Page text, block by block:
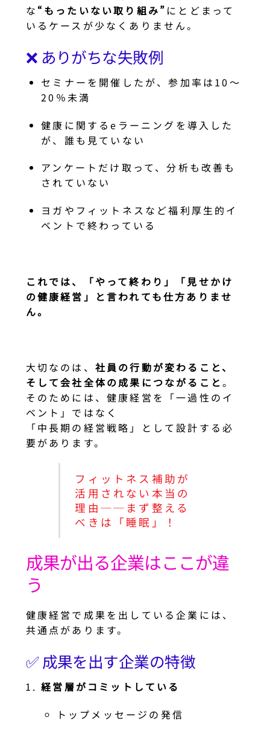
な “もったいない取り組み” にとどまって
いるケースが少なくありません。
❌ ありがちな失敗例
セミナーを開催したが、参加率は10〜
20％未満
健康に関するeラーニングを導入した
が、誰も見ていない
アンケートだけ取って、分析も改善も
されていない
ヨガやフィットネスなど福利厚生的イ
ベントで終わっている
これでは、「やって終わり」「見せかけ
の健康経営」と言われても仕方ありませ
ん。
大切なのは、 社員の行動が変わること、
そして会社全体の成果につながること。
そのためには、健康経営を「一過性のイ
ベント」ではなく
「中長期の経営戦略」として設計する必
要があります。
フィットネス補助が
活用されない本当の
理由──まず整える
べきは「睡眠」！
成果が出る企業はここが違
う
健康経営で成果を出している企業には、
共通点があります。
✅ 成果を出す企業の特徴
経営層がコミットしている
トップメッセージの発信